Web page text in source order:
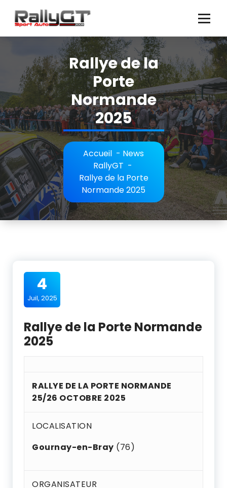
contenu
Rallye de la
Porte
Normande
2025
Accueil - News
RallyGT -
Rallye de la Porte
Normande 2025
4
Juil, 2025
Rallye de la Porte Normande
2025
RALLYE DE LA PORTE NORMANDE
25/26 OCTOBRE 2025
LOCALISATION
Gournay-en-Bray (76)
ORGANISATEUR